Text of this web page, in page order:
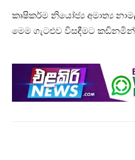
කෘෂිකර්ම නියෝජ්‍ය අමාත්‍ය
මෙම ගැටළුව විසඳීමට